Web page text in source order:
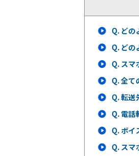
Q. どの
Q. どの
Q.スマ
Q.全て
Q.転送
Q.電話
Q.ボイ
Q.スマ